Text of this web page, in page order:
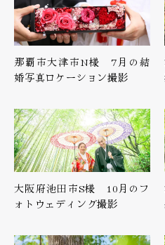
那覇市大津市N様 7月の結
婚写真ロケーション撮影
大阪府池田市S様 10月のフ
ォトウェディング撮影